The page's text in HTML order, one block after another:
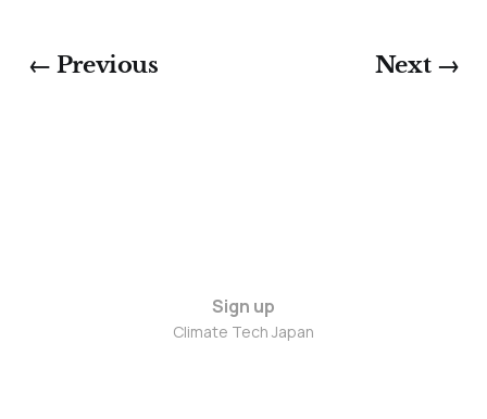
← Previous Next →
Sign up
Climate Tech Japan